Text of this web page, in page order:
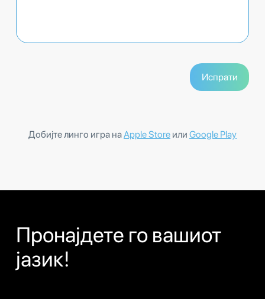
Добијте линго игра наApple Store или Google Play
Пронајдете го вашиот
јазик!